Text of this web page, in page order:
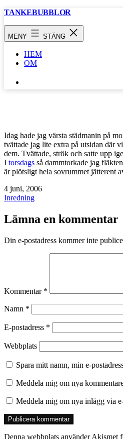
Hoppa
TANKEBUBBLOR
MENY STÄNG
HEM
OM
…
Idag hade jag värsta städmanin på
tvättade jag lite extra på utsidan där
dem. Tvättade, strök och satte upp
I torsdags så dammtorkade jag
är plötsligt hela sovrummet jätterent
Publicerat
den
4 juni, 2006
Kategoriserat
Inredning
Lämna en kommentar
Din e-postadress kommer inte
Kommentar *
Namn *
E-postadress *
Webbplats
Spara mitt namn, min e-
Meddela mig om nya
Meddela mig om nya inlägg via
Denna webbplats använder Akismet